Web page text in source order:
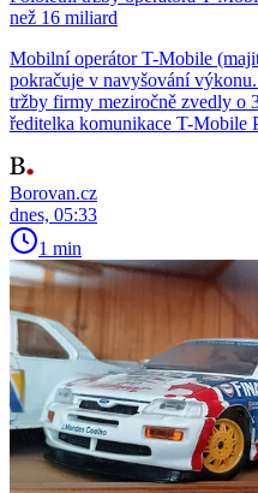
než 16 miliard
Mobilní operátor T-Mobile
pokračuje v navyšování
tržby firmy meziročně zvedly o
ředitelka komunikace T-Mobile
Borovan.cz
dnes, 05:33
1 min